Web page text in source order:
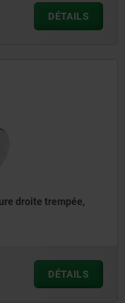
DÉTAILS
droite trempée,
DÉTAILS